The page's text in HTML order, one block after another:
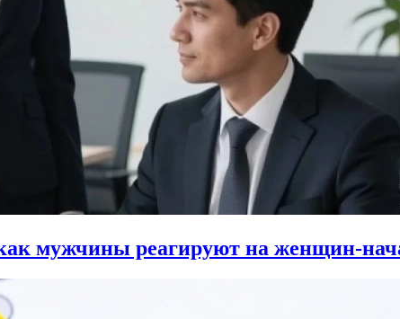
мужчины реагируют на женщин-